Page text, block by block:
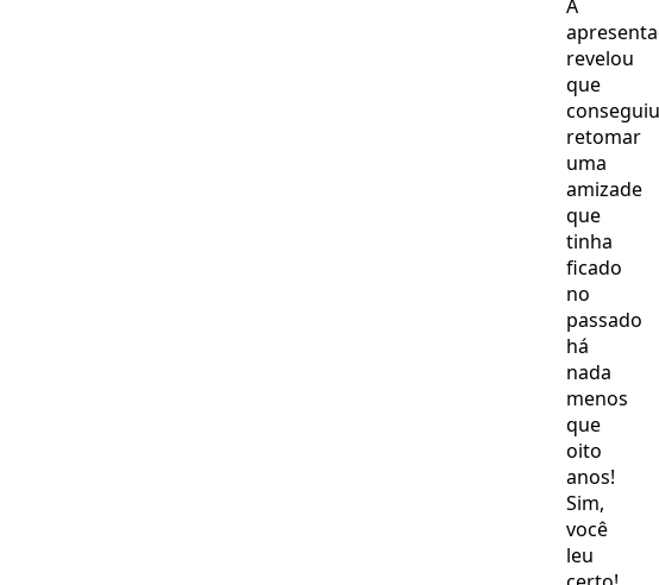
A
revelou
que
conseguiu
retomar
uma
amizade
que
tinha
ficado
no
passado
há
nada
menos
que
oito
anos!
Sim,
você
leu